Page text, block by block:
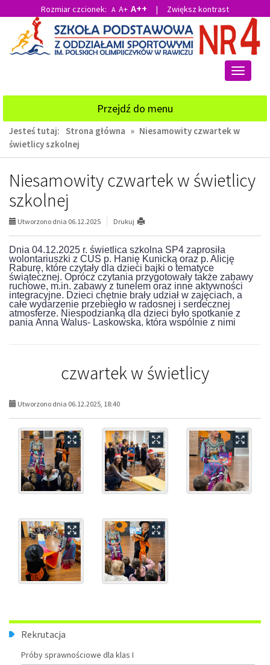
głównej
treści
wyszukiwarki
Rozmiar czcionek: A A+ A++ | Zwiększ kontrast
Przełącz
Przejdź do menu
Jesteś tutaj: Strona główna » Niesamowity czwartek w
świetlicy szkolnej
Niesamowity czwartek w świetlicy
szkolnej
Utworzono dnia 06.12.2025 Drukuj
Dnia 04.12.2025 r. świetlica szkolna SP4 zaprosiła
wolontariuszki z CUS p. Hanię Kunicką oraz p. Alicję
Raburę, które czytały dla dzieci bajki o tematyce
świątecznej. Oprócz czytania przygotowały także zabawy
ruchowe, m.in. zabawy z tunelem oraz inne aktywności
integracyjne. Dzieci chętnie brały udział w zajęciach, a
całe wydarzenie przebiegło w radosnej i serdecznej
atmosferze. Niespodzianką dla dzieci było spotkanie z
panią Anną Walus- Laskowską, która wspólnie z nimi
czwartek w świetlicy
Utworzono dnia 06.12.2025, 18:40
MenuRekrutacja
Próby sprawnościowe dla klas I